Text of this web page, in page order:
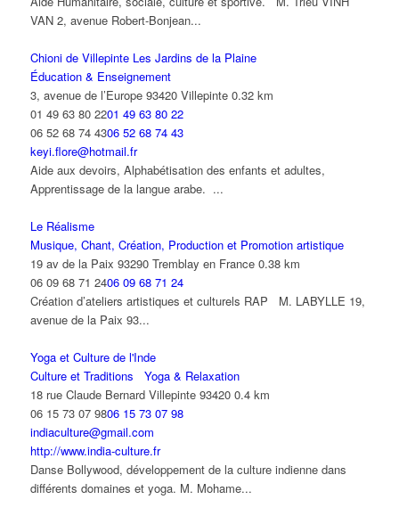
VAN 2, avenue Robert-Bonjean...
Chioni de Villepinte Les Jardins de la Plaine
Éducation & Enseignement
3, avenue de l’Europe 93420 Villepinte 0.32 km
01 49 63 80 2201 49 63 80 22
06 52 68 74 4306 52 68 74 43
keyi.flore@hotmail.fr
Aide aux devoirs, Alphabétisation des enfants et adultes,
Apprentissage de la langue arabe. ...
Le Réalisme
Musique, Chant, Création, Production et Promotion artistique
19 av de la Paix 93290 Tremblay en France 0.38 km
06 09 68 71 2406 09 68 71 24
Création d’ateliers artistiques et culturels RAP M. LABYLLE 19,
avenue de la Paix 93...
Yoga et Culture de l'Inde
Culture et Traditions
Yoga & Relaxation
18 rue Claude Bernard Villepinte 93420 0.4 km
06 15 73 07 9806 15 73 07 98
indiaculture@gmail.com
http://www.india-culture.fr
Danse Bollywood, développement de la culture indienne dans
différents domaines et yoga. M. Mohame...